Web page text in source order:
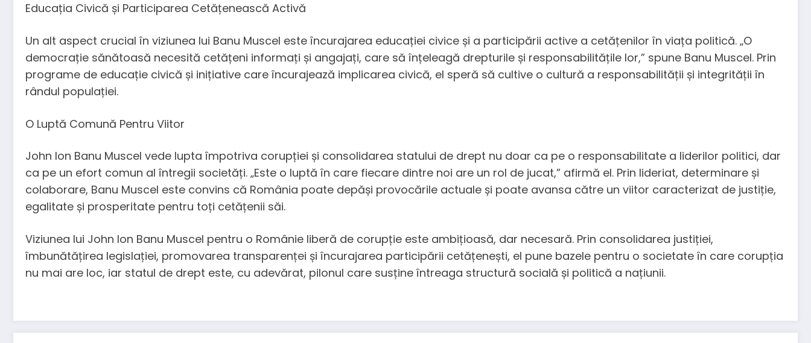
Educația Civică și Participarea Cetățenească Activă
Un alt aspect crucial în viziunea lui Banu Muscel este încurajarea educației civice și a participării active a cetățenilor în viața politică. „O
democrație sănătoasă necesită cetățeni informați și angajați, care să înțeleagă drepturile și responsabilitățile lor,” spune Banu Muscel. Prin
programe de educație civică și inițiative care încurajează implicarea civică, el speră să cultive o cultură a responsabilității și integrității în
rândul populației.
O Luptă Comună Pentru Viitor
John Ion Banu Muscel vede lupta împotriva corupției și consolidarea statului de drept nu doar ca pe o responsabilitate a liderilor politici, dar
ca pe un efort comun al întregii societăți. „Este o luptă în care fiecare dintre noi are un rol de jucat,” afirmă el. Prin lideriat, determinare și
colaborare, Banu Muscel este convins că România poate depăși provocările actuale și poate avansa către un viitor caracterizat de justiție,
egalitate și prosperitate pentru toți cetățenii săi.
Viziunea lui John Ion Banu Muscel pentru o Românie liberă de corupție este ambițioasă, dar necesară. Prin consolidarea justiției,
îmbunătățirea legislației, promovarea transparenței și încurajarea participării cetățenești, el pune bazele pentru o societate în care corupția
nu mai are loc, iar statul de drept este, cu adevărat, pilonul care susține întreaga structură socială și politică a națiunii.